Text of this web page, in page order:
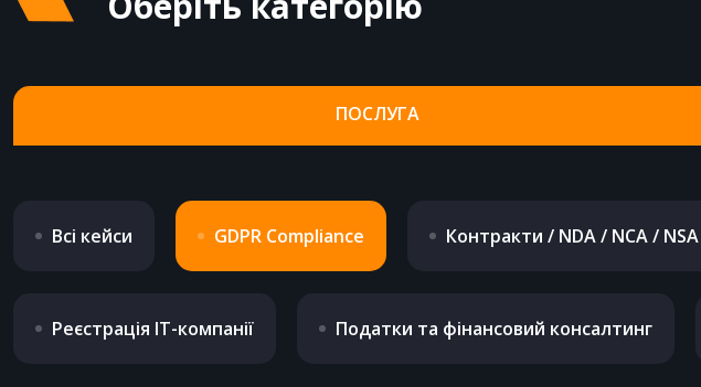
ПОСЛУГА
Всі кейси GDPR Compliance Контракти / NDA / NCA / NSA
Реєстрація IT-компанії Податки та фінансовий консалтинг